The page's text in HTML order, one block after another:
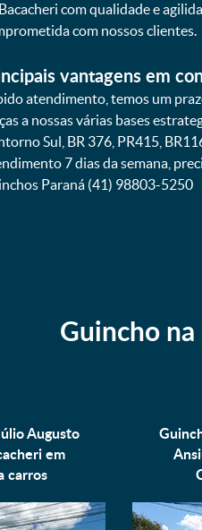
com qualidade e
com nossos clientes.
vantagens em
atendimento, temos um
a nossas várias bases
Sul, BR 376, PR415,
7 dias da semana,
Paraná (41) 98803-5250
Guincho
Augusto
em
carros